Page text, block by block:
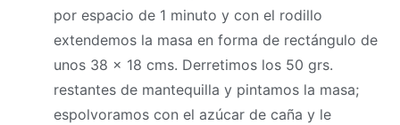
por espacio de 1 minuto y con el rodillo
extendemos la masa en forma de rectángulo de
unos 38 x 18 cms. Derretimos los 50 grs.
restantes de mantequilla y pintamos la masa;
espolvoramos con el azúcar de caña y le